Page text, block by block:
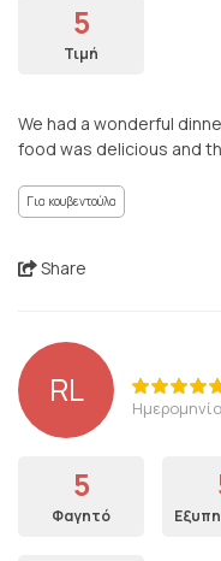
5
Τιμή
We had a wonderful
food was delicious and
Για κουβεντούλα
Share
RL
5
Φαγητό